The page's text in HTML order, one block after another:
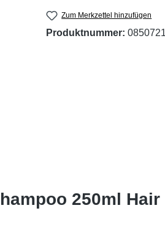
Zum Merkzettel hinzufügen
Produktnummer: 0850721
250ml